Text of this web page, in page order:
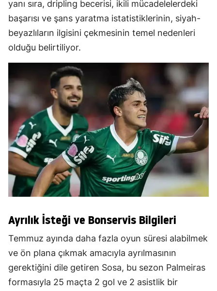
yanı sıra, dripling becerisi, ikili mücadelelerdeki
başarısı ve şans yaratma istatistiklerinin, siyah-
beyazlıların ilgisini çekmesinin temel nedenleri
olduğu belirtiliyor.
Ayrılık İsteği ve Bonservis Bilgileri
Temmuz ayında daha fazla oyun süresi alabilmek
ve ön plana çıkmak amacıyla ayrılmasının
gerektiğini dile getiren Sosa, bu sezon Palmeiras
formasıyla 25 maçta 2 gol ve 2 asistlik bir